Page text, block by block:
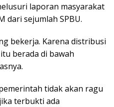
laporan masyarakat
dari sejumlah SPBU.
bekerja. Karena distribusi
berada di bawah
tidak akan ragu
terbukti ada